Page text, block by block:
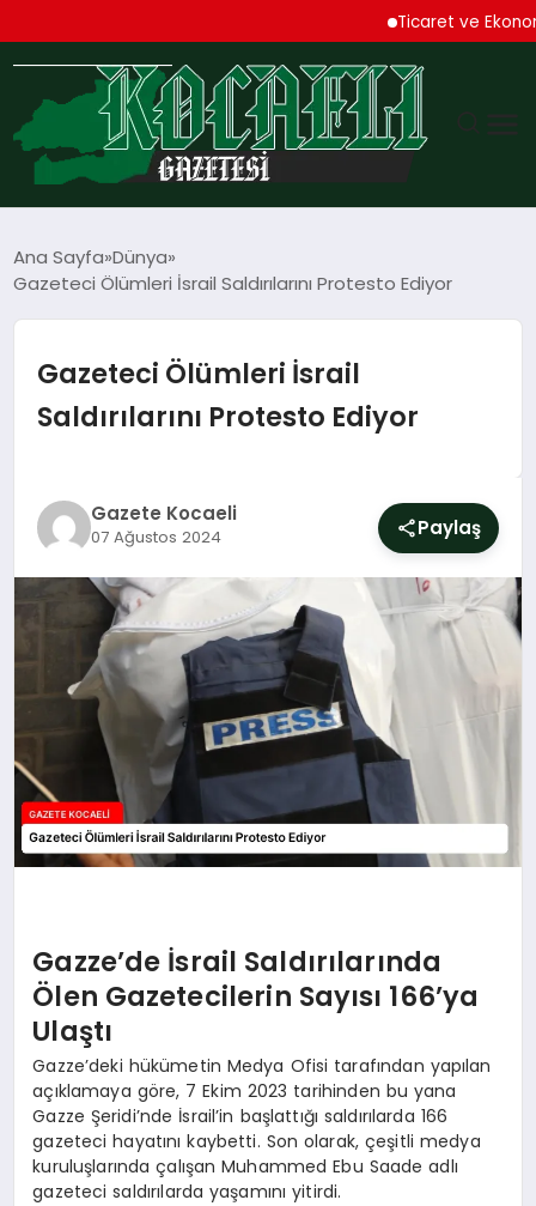
Ticaret ve Ekonomik
EKONOMI
SPOR
SIYASET
YAŞAM
DÜNYA
SAĞLIK
EĞITIM
Ana Sayfa Dünya
Gazeteci Ölümleri İsrail Saldırılarını Protesto Ediyor
Gazeteci Ölümleri İsrail
Saldırılarını Protesto Ediyor
Gazete Kocaeli
07 Ağustos 2024 Paylaş
Gazze’de İsrail Saldırılarında
Ölen Gazetecilerin Sayısı 166’ya
Ulaştı
Gazze’deki hükümetin Medya Ofisi tarafından yapılan
açıklamaya göre, 7 Ekim 2023 tarihinden bu yana
Gazze Şeridi’nde İsrail’in başlattığı saldırılarda 166
gazeteci hayatını kaybetti. Son olarak, çeşitli medya
kuruluşlarında çalışan Muhammed Ebu Saade adlı
gazeteci saldırılarda yaşamını yitirdi.